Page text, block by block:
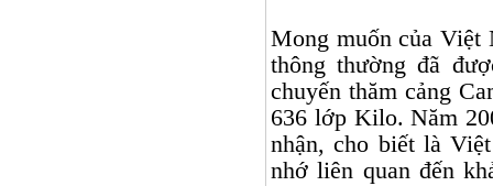
Mong muốn của Việt
thông thường đã
chuyến thăm cảng
636 lớp Kilo. Năm
nhận, cho biết là
nhớ liên quan đến